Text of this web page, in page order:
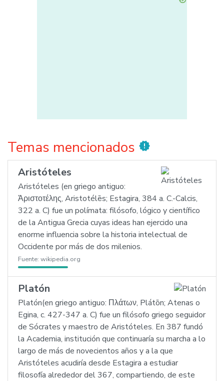
Temas mencionados new_releases
Aristóteles
Aristóteles (en griego antiguo:
Ἀριστοτέλης, Aristotélēs; Estagira, 384 a. C.-Calcis,
322 a. C) fue un polímata: filósofo, lógico y científico
de la Antigua Grecia cuyas ideas han ejercido una
enorme influencia sobre la historia intelectual de
Occidente por más de dos milenios.
Fuente: wikipedia.org
Platón
Platón(en griego antiguo: Πλάτων, Plátōn; Atenas o
Egina, c. 427-347 a. C) fue un filósofo griego seguidor
de Sócrates y maestro de Aristóteles. En 387 fundó
la Academia, institución que continuaría su marcha a lo
largo de más de novecientos años y a la que
Aristóteles acudiría desde Estagira a estudiar
filosofía alrededor del 367, compartiendo, de este